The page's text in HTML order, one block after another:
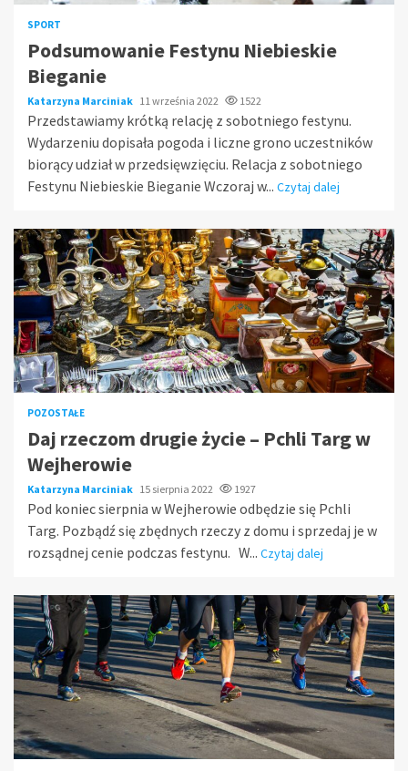
SPORT
Podsumowanie Festynu Niebieskie
Bieganie
Katarzyna Marciniak 11 września 2022 1522
Przedstawiamy krótką relację z sobotniego festynu.
Wydarzeniu dopisała pogoda i liczne grono uczestników
biorący udział w przedsięwzięciu. Relacja z sobotniego
Festynu Niebieskie Bieganie Wczoraj w... Czytaj dalej
POZOSTAŁE
Daj rzeczom drugie życie – Pchli Targ w
Wejherowie
Katarzyna Marciniak 15 sierpnia 2022 1927
Pod koniec sierpnia w Wejherowie odbędzie się Pchli
Targ. Pozbądź się zbędnych rzeczy z domu i sprzedaj je w
rozsądnej cenie podczas festynu. W... Czytaj dalej